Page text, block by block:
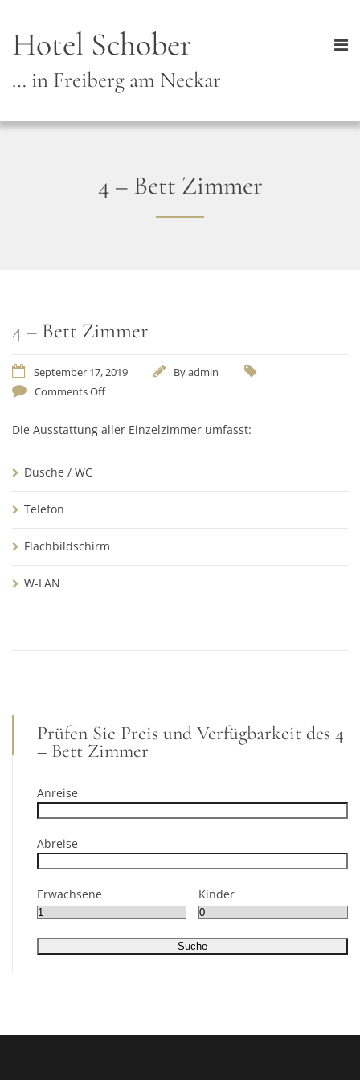
Hotel Schober
… in Freiberg am Neckar
4 – Bett Zimmer
4 – Bett Zimmer
September 17, 2019 Byadmin
Comments Off
Die Ausstattung aller Einzelzimmer umfasst:
Dusche / WC
Telefon
Flachbildschirm
W-LAN
Prüfen Sie Preis und Verfügbarkeit des 4
– Bett Zimmer
Anreise
Abreise
Erwachsene Kinder